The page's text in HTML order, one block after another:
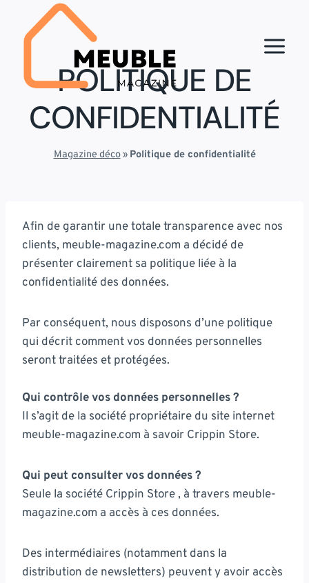
contenu
POLITIQUE DE
CONFIDENTIALITÉ
Magazine déco» Politique de confidentialité
Afin de garantir une totale transparence avec nos
clients, meuble-magazine.com a décidé de
présenter clairement sa politique liée à la
confidentialité des données.
Par conséquent, nous disposons d’une politique
qui décrit comment vos données personnelles
seront traitées et protégées.
Qui contrôle vos données personnelles ?
Il s’agit de la société propriétaire du site internet
meuble-magazine.com à savoir Crippin Store.
Qui peut consulter vos données ?
Seule la société Crippin Store , à travers meuble-
magazine.com a accès à ces données.
Des intermédiaires (notamment dans la
distribution de newsletters) peuvent y avoir accès